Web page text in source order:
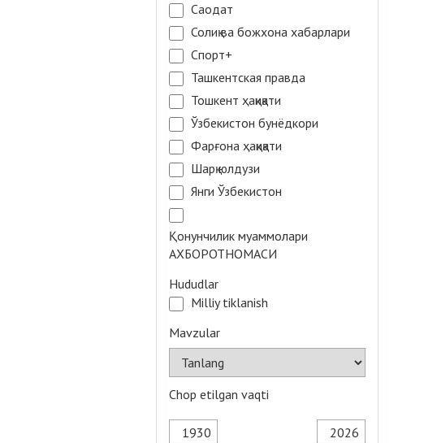
Саодат
Солиқ ва божхона хабарлари
Спорт+
Ташкентская правда
Тошкент ҳақиқати
Ўзбекистон бунёдкори
Фарғона ҳақиқати
Шарқ юлдузи
Янги Ўзбекистон
Қонунчилик муаммолари
АХБОРОТНОМАСИ
Hududlar
Milliy tiklanish
Mavzular
Chop etilgan vaqti